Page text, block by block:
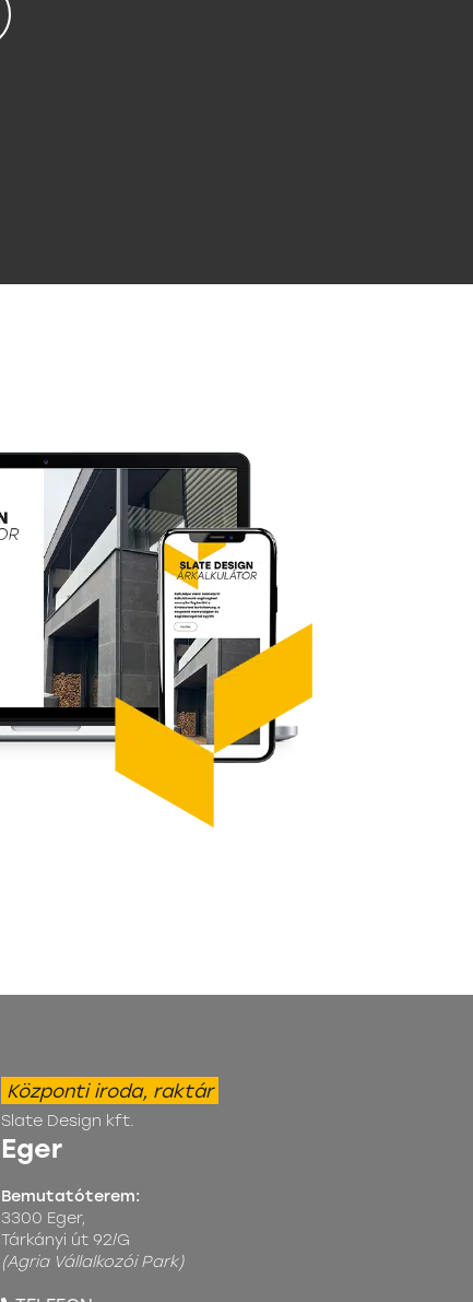
Központi iroda, raktár
Slate Design kft.
Eger
Bemutatóterem:
3300 Eger,
Tárkányi út 92/G
(Agria Vállalkozói Park)